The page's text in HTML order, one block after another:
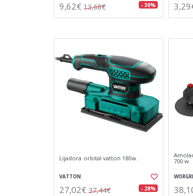
9,62€ 13,68€ - 30%
Lijadora orbital vatton 180w.
VATTON
27,02€ 37,44€ - 28%
700 w.